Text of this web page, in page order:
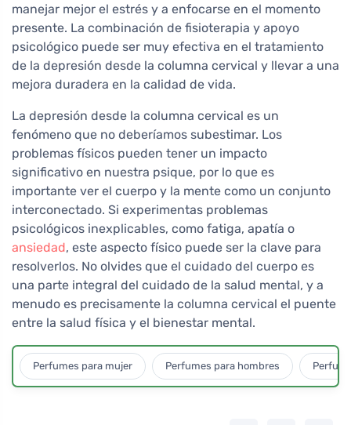
manejar mejor el estrés y a enfocarse en el momento
presente. La combinación de fisioterapia y apoyo
psicológico puede ser muy efectiva en el tratamiento
de la depresión desde la columna cervical y llevar a una
mejora duradera en la calidad de vida.
La depresión desde la columna cervical es un
fenómeno que no deberíamos subestimar. Los
problemas físicos pueden tener un impacto
significativo en nuestra psique, por lo que es
importante ver el cuerpo y la mente como un conjunto
interconectado. Si experimentas problemas
psicológicos inexplicables, como fatiga, apatía o
ansiedad, este aspecto físico puede ser la clave para
resolverlos. No olvides que el cuidado del cuerpo es
una parte integral del cuidado de la salud mental, y a
menudo es precisamente la columna cervical el puente
entre la salud física y el bienestar mental.
Perfumes para mujer Perfumes para hombres